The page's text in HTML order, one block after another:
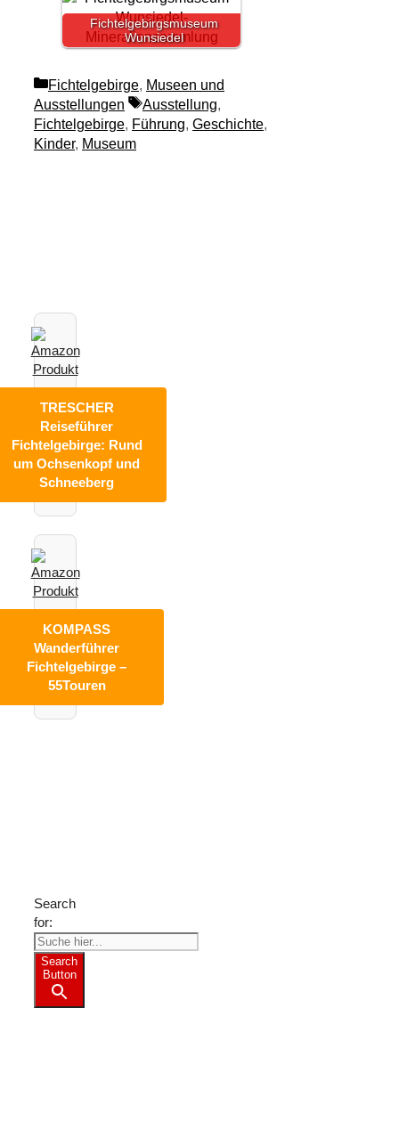
Fichtelgebirgsmuseum
Wunsiedel
Kategorien
Fichtelgebirge, Museen und
Ausstellungen
Schlagwörter
Ausstellung,
Fichtelgebirge, Führung, Geschichte,
Kinder, Museum
TRESCHER
Reiseführer
Fichtelgebirge: Rund
um Ochsenkopf und
Schneeberg
KOMPASS
Wanderführer
Fichtelgebirge –
55Touren
Search
for:
Search
Button